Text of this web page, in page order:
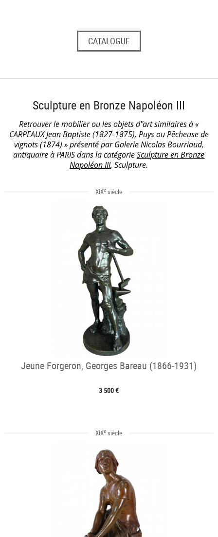
CATALOGUE
Sculpture en Bronze Napoléon III
Retrouver le mobilier ou les objets d''art similaires à «
CARPEAUX Jean Baptiste (1827-1875), Puys ou Pêcheuse de
vignots (1874) » présenté par Galerie Nicolas Bourriaud,
antiquaire à PARIS dans la catégorieSculpture en Bronze
Napoléon III, Sculpture.
XIXe siècle
Jeune Forgeron, Georges Bareau (1866-1931)
3 500 €
XIXe siècle